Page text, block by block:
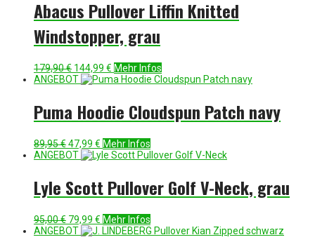
Abacus Pullover Liffin Knitted
Windstopper, grau
179,90€ Ursprünglicher
Preis
144,99 € Aktueller
Preis
Mehr Infos
ANGEBOT
Puma Hoodie Cloudspun Patch navy
89,95€Ursprünglicher
Preis
47,99 € Aktueller
Preis
Mehr Infos
ANGEBOT
Lyle Scott Pullover Golf V-Neck, grau
95,00€ Ursprünglicher
Preis
79,99 € Aktueller
Preis
Mehr Infos
ANGEBOT